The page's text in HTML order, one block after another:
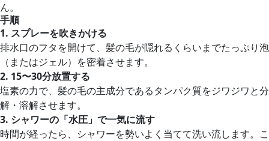
ん。
手順
1. スプレーを吹きかける
排水口のフタを開けて、髪の毛が隠れるくらいまでたっぷり泡
（またはジェル）を密着させます。
2. 15〜30分放置する
塩素の力で、髪の毛の主成分であるタンパク質をジワジワと分
解・溶解させます。
3. シャワーの「水圧」で一気に流す
時間が経ったら、シャワーを勢いよく当てて洗い流します。こ